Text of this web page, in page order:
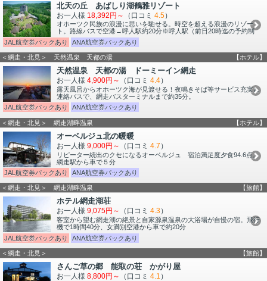
北天の丘 あばしり湖鶴雅リゾート
お一人様 18,392円～ （口コミ 4.5）
オホーツク民族の浪漫に思いを馳せる。時空を超える浪漫のリゾー
ト。路線バスで空港→呼人駅約20分※呼人駅（前日20時迄の予約制
JAL航空券パックあり
ANA航空券パックあり
＜網走・北見＞ 天然温泉 天都の湯 【ホテル】
天然温泉 天都の湯 ドーミーイン網走
お一人様 4,900円～ （口コミ 4.4）
露天風呂からオホーツク海が見渡せる！夜鳴きそば等サービス充実♪。
連絡バスで、網走バスターミナルまで約35分。
JAL航空券パックあり
ANA航空券パックあり
＜網走・北見＞ 網走湖畔温泉 【ホテル】
オーベルジュ北の暖暖
お一人様 9,000円～ （口コミ 4.7 ）
リピーター続出のクセになるオーベルジュ 宿泊満足度夕食94.6点。
網走駅から車で５分
JAL航空券パックあり
ANA航空券パックあり
＜網走・北見＞ 網走湖畔温泉 【旅館】
ホテル網走湖荘
お一人様 9,075円～ （口コミ 4.3）
客室から望む網走湖の絶景と自家源泉温泉の大浴場が自慢の宿。飛行
機で1時間40分、女満別空港から車で約20分
JAL航空券パックあり
ANA航空券パックあり
＜網走・北見＞ 【旅館】
さんご草の郷 能取の荘 かがり屋
お一人様 8,800円～ （口コミ 4.1 ）